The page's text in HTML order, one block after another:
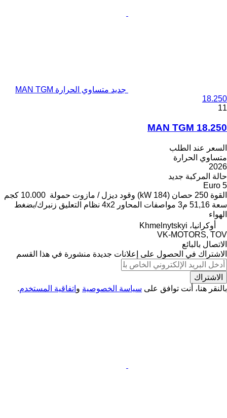
جديد متساوي الحرارة MAN TGM
18.250
11
MAN TGM 18.250
السعر عند الطلب
متساوي الحرارة
2026
حالة المركبة جديد
Euro 5
القوة 250 حصان (184 kW) وقود ديزل / مازوت حمولة 10.000 كجم
سعة 51,16 م3 مواصفات المحاور 4x2 نظام التعليق زنبرك/بضغط
الهواء
أوكرانيا، Khmelnytskyi
VK-MOTORS, TOV
الاتصال بالبائع
الاشتراك في الحصول على إعلانات جديدة منشورة في هذا القسم
الاشتراك
بالنقر هنا، أنت توافق على سياسة الخصوصية و اتفاقية المستخدم.